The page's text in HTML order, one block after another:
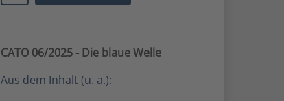
CATO 06/2025 - Die blaue Welle
Aus dem Inhalt (u. a.):